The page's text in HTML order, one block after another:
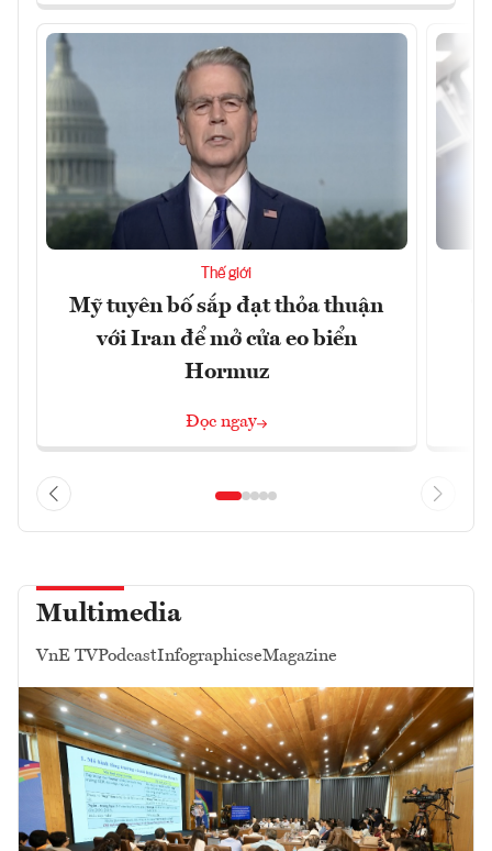
Thế giới
Mỹ tuyên bố sắp đạt thỏa thuận
với Iran để mở cửa eo biển
Hormuz
Đọc ngay
Multimedia
VnE TVPodcastInfographicseMagazine